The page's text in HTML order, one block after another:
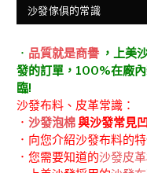
沙發傢俱的常識
． 品質就是商譽 ，上美
發的訂單，100%在廠
臨!
沙發布料、皮革常識：
． 沙發泡棉與沙發常見
．向您介紹沙發布料的
．您需要知道的沙發皮革